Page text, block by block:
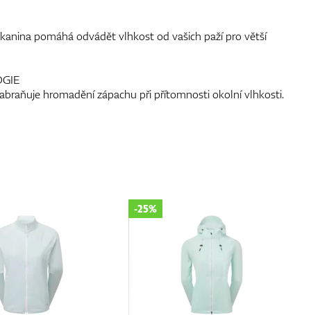
pomáhá odvádět vlhkost od vašich paží pro větší
hromadění zápachu při přítomnosti okolní vlhkosti.
-25%